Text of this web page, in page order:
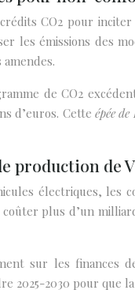
CO2 pour
les émissions des
de CO2
d’euros. Cette épée
production de
électriques, les
plus d’un
sur les
2025-2030 pour